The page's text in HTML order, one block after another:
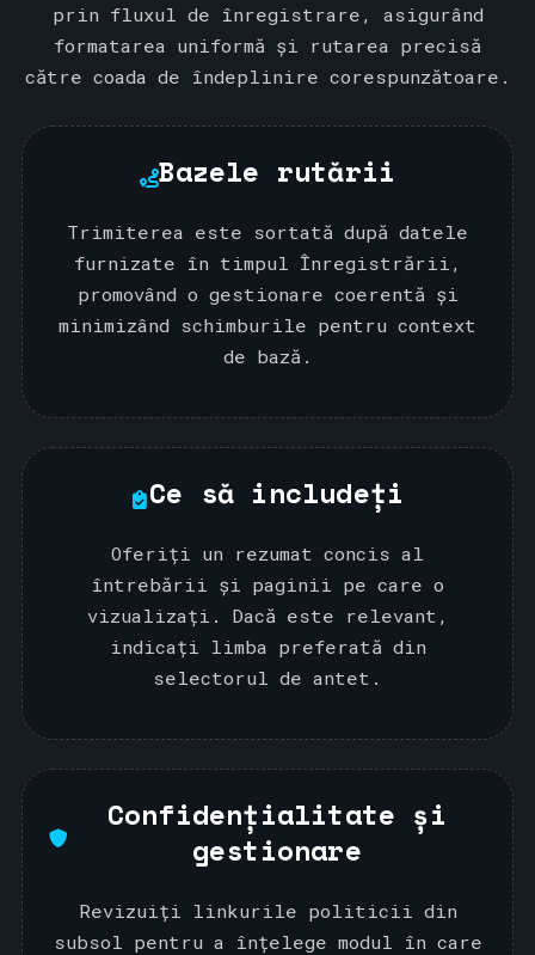
prin fluxul de înregistrare, asigurând
formatarea uniformă și rutarea precisă
către coada de îndeplinire corespunzătoare.
Bazele rutării
Trimiterea este sortată după datele
furnizate în timpul Înregistrării,
promovând o gestionare coerentă și
minimizând schimburile pentru context
de bază.
Ce să includeți
Oferiți un rezumat concis al
întrebării și paginii pe care o
vizualizați. Dacă este relevant,
indicați limba preferată din
selectorul de antet.
Confidențialitate și
gestionare
Revizuiți linkurile politicii din
subsol pentru a înțelege modul în care